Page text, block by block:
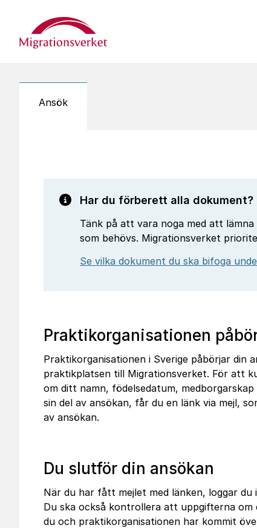
Start
Ansök
Har du förberett alla dokument?
Tänk på att vara noga med att
som behövs. Migrationsverket
Se vilka dokument du ska bifoga
Praktikorganisationen
Praktikorganisationen i Sverige påbörjar din
praktikplatsen till Migrationsverket. För att
om ditt namn, födelsedatum,
sin del av ansökan, får du en länk via mejl,
av ansökan.
Du slutför din ansökan
När du har fått mejlet med länken, loggar
Du ska också kontrollera att uppgifterna om
du och praktikorganisationen har kommit